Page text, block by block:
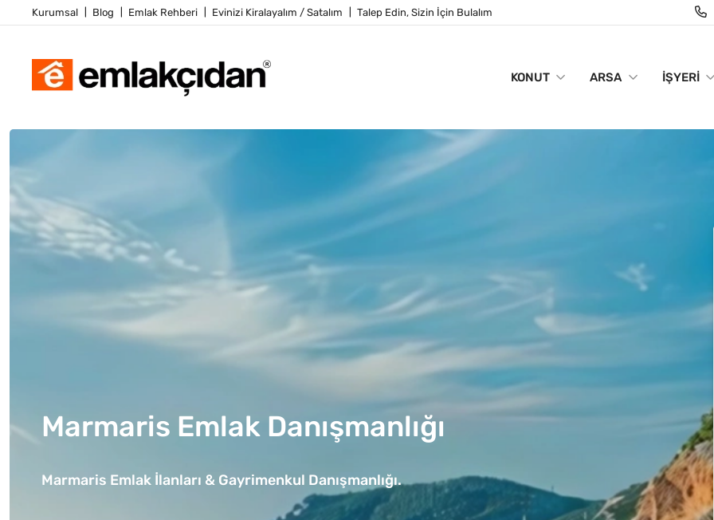
Kurumsal Blog Emlak Rehberi Evinizi Kiralayalım / Satalım Talep Edin, Sizin İçin Bulalım
KONUT ARSA İŞYERI
Marmaris Emlak Danışmanlığı
Marmaris Emlak İlanları & Gayrimenkul Danışmanlığı.